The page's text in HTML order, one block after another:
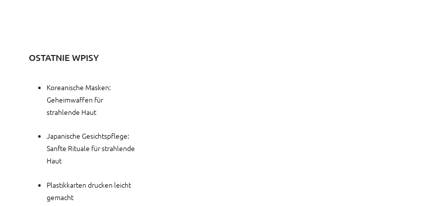
OSTATNIE WPISY
Koreanische Masken:
Geheimwaffen für
strahlende Haut
Japanische Gesichtspflege:
Sanfte Rituale für strahlende
Haut
Plastikkarten drucken leicht
gemacht